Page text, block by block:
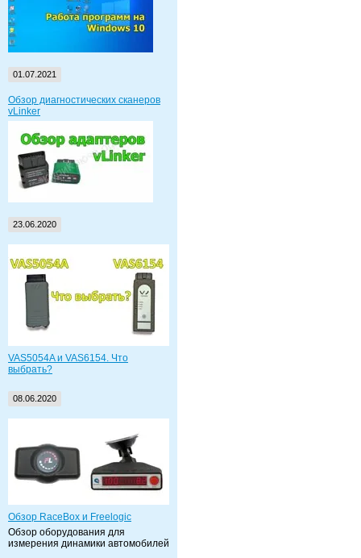
01.07.2021
Обзор диагностических сканеров
vLinker
23.06.2020
VAS5054A и VAS6154. Что
выбрать?
08.06.2020
Обзор RaceBox и Freelogic
Обзор оборудования для
измерения динамики автомобилей